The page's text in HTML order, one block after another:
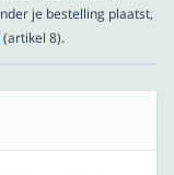
je bestelling plaatst,
(artikel 8).